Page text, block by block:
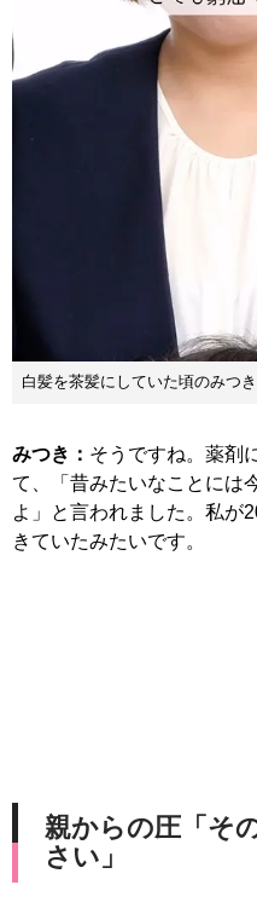
白髪を茶髪にしていた頃のみつ
みつき： そうですね。薬剤
て、「昔みたいなことには
よ」と言われました。私が
きていたみたいです。
親からの圧「そ
さい」